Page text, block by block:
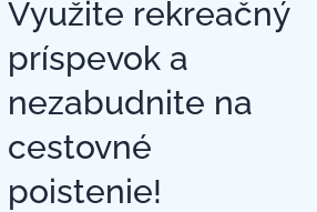
Využite rekreačný
príspevok a
nezabudnite na
cestovné
poistenie!